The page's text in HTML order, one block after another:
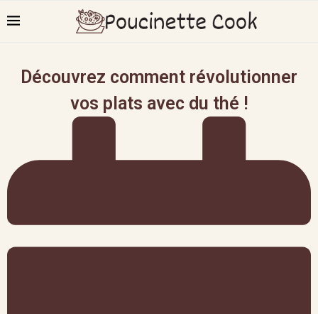
Découvrez comment révolutionner
vos plats avec du thé !